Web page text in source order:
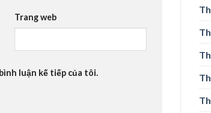
Trang web
luận kế tiếp của tôi.